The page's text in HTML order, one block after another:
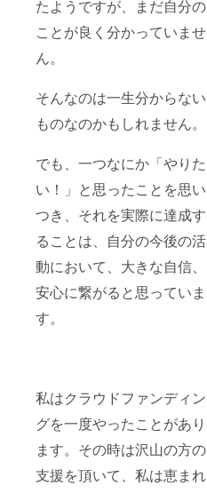
たようですが、まだ自分の
ことが良く分かっていませ
ん。
そんなのは一生分からない
ものなのかもしれません。
でも、一つなにか「やりた
い！」と思ったことを思い
つき、それを実際に達成す
ることは、自分の今後の活
動において、大きな自信、
安心に繋がると思っていま
す。
私はクラウドファンディン
グを一度やったことがあり
ます。その時は沢山の方の
支援を頂いて、私は恵まれ